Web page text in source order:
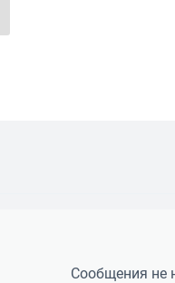
Сообщения не